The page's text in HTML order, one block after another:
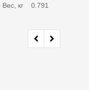
Вес, кг 0.791